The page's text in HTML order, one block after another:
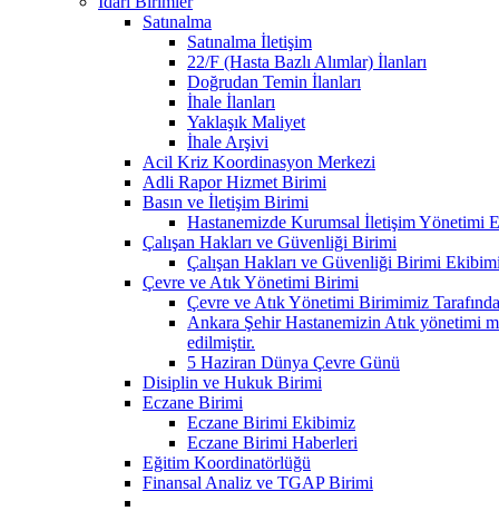
Satınalma
Satınalma İletişim
22/F (Hasta Bazlı Alımlar) İlanları
Doğrudan Temin İlanları
İhale İlanları
Yaklaşık Maliyet
İhale Arşivi
Acil Kriz Koordinasyon Merkezi
Adli Rapor Hizmet Birimi
Basın ve İletişim Birimi
Hastanemizde Kurumsal İletişim Yönetimi
Çalışan Hakları ve Güvenliği Birimi
Çalışan Hakları ve Güvenliği Birimi
Çevre ve Atık Yönetimi Birimi
Çevre ve Atık Yönetimi Birimimiz
Ankara Şehir Hastanemizin Atık yönetimi
edilmiştir.
5 Haziran Dünya Çevre Günü
Disiplin ve Hukuk Birimi
Eczane Birimi
Eczane Birimi Ekibimiz
Eczane Birimi Haberleri
Eğitim Koordinatörlüğü
Finansal Analiz ve TGAP Birimi